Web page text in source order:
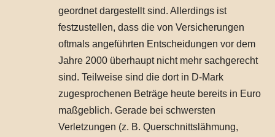
geordnet dargestellt sind. Allerdings ist
festzustellen, dass die von Versicherungen
oftmals angeführten Entscheidungen vor dem
Jahre 2000 überhaupt nicht mehr sachgerecht
sind. Teilweise sind die dort in D-Mark
zugesprochenen Beträge heute bereits in Euro
maßgeblich. Gerade bei schwersten
Verletzungen (z. B. Querschnittslähmung,